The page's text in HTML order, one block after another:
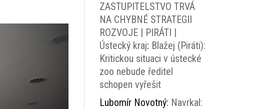
ZASTUPITELSTVO TRVÁ
NA CHYBNÉ STRATEGII
ROZVOJE | PIRÁTI |
Ústecký kraj: Blažej (Piráti):
Kritickou situaci v ústecké
zoo nebude ředitel
schopen vyřešit
Lubomír Novotný: Navrkal: